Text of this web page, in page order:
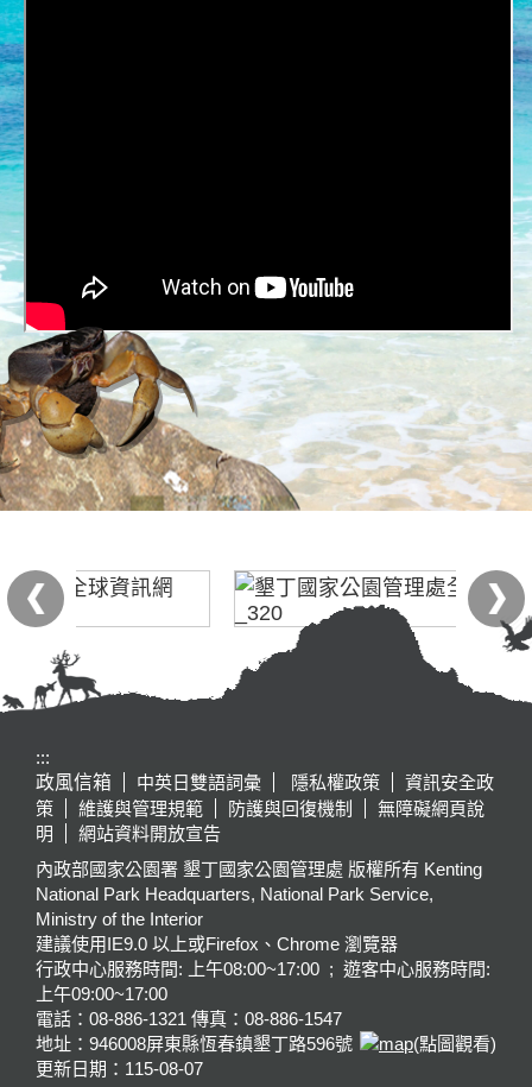
:::
政風信箱
中英日雙語詞彙 隱私權政策
資訊安全政
策
維護與管理規範 防護與回復機制
無障礙網頁說
明
網站資料開放宣告
內政部國家公園署 墾丁國家公園管理處 版權所有 Kenting
National Park Headquarters, National Park Service,
Ministry of the Interior
建議使用IE9.0 以上或Firefox、Chrome 瀏覽器
行政中心服務時間: 上午08:00~17:00 ; 遊客中心服務時間:
上午09:00~17:00
電話：08-886-1321 傳真：08-886-1547
地址：946008屏東縣恆春鎮墾丁路596號
(點圖觀看)
更新日期： 115-08-07